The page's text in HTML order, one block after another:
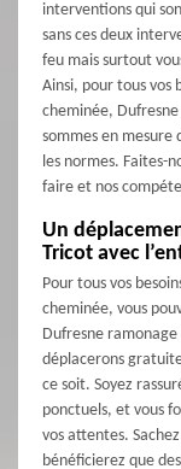
interventions qui
sans ces deux
feu mais surtout
Ainsi, pour tous vos
cheminée,
sommes en
les normes. Faites-
faire et nos
Un
Tricot avec
Pour tous vos
cheminée, vous
Dufresne
déplacerons
ce soit. Soyez
ponctuels, et vous
vos attentes.
bénéficierez que